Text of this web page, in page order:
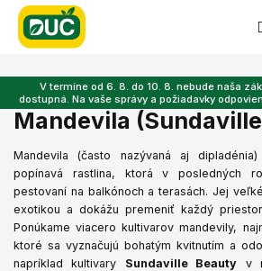
Prejsť
obsah
V termíne od 6. 8. do 10. 8. nebude naša
dostupná. Na vaše správy a požiadavky
Mandevila
Mandevila (často nazývaná aj
popínavá rastlina, ktorá v posledných
pestovaní na balkónoch a terasách. Jej
exotikou a dokážu premeniť každý
Ponúkame viacero kultivarov mandevily,
ktoré sa vyznačujú bohatým kvitnutím a
napríklad kultivary Sundaville Beauty v